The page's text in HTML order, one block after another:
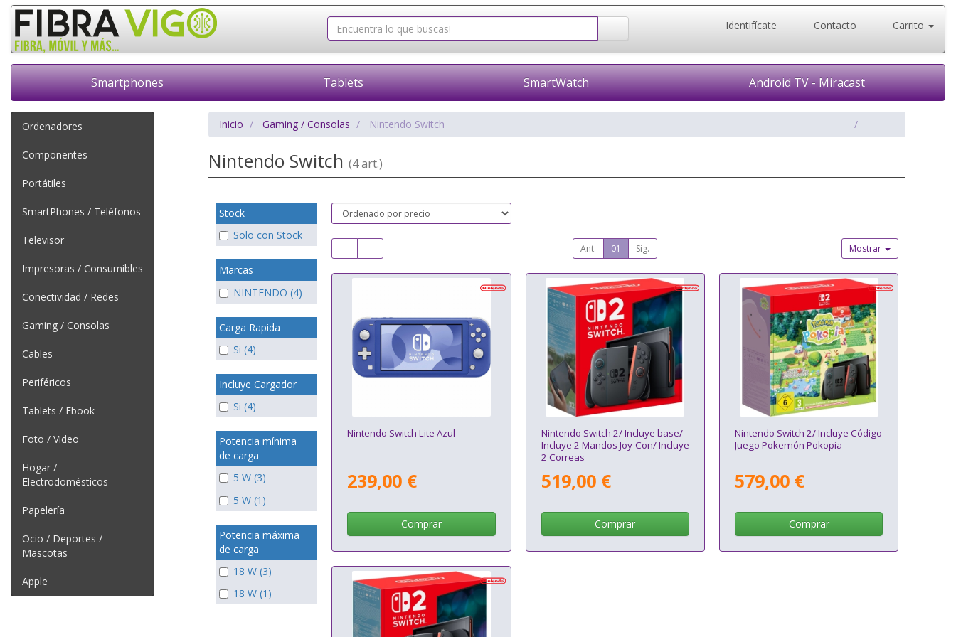
Identifícate Contacto Carrito
Smartphones Tablets SmartWatch Android TV - Miracast
Ordenadores
Componentes
Portátiles
SmartPhones / Teléfonos
Televisor
Impresoras / Consumibles
Conectividad / Redes
Gaming / Consolas
Cables
Periféricos
Tablets / Ebook
Foto / Video
Hogar /
Electrodomésticos
Papelería
Ocio / Deportes /
Mascotas
Apple
Inicio Gaming / Consolas Nintendo Switch
Nintendo Switch (4 art.)
Stock
Solo con Stock
Marcas
NINTENDO (4)
Carga Rapida
Si (4)
Incluye Cargador
Si (4)
Potencia mínima
de carga
5 W (3)
5 W (1)
Potencia máxima
de carga
18 W (3)
18 W (1)
Ant. 01 Sig. Mostrar
Nintendo Switch Lite Azul
239,00 €
Comprar
Nintendo Switch 2/ Incluye base/
Incluye 2 Mandos Joy-Con/ Incluye
2 Correas
519,00 €
Comprar
Nintendo Switch 2/ Incluye Código
Juego Pokemón Pokopia
579,00 €
Comprar